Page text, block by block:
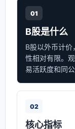
01
B股是什么
B股以外币计
性相对有限。
易活跃度和同
02
核心指标